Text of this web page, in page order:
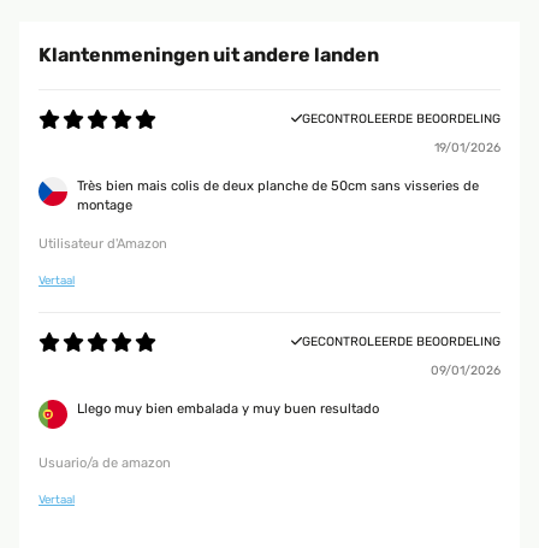
Klantenmeningen uit andere landen
GECONTROLEERDE BEOORDELING
19/01/2026
Très bien mais colis de deux planche de 50cm sans visseries de
montage
Utilisateur d'Amazon
Vertaal
GECONTROLEERDE BEOORDELING
09/01/2026
Llego muy bien embalada y muy buen resultado
Usuario/a de amazon
Vertaal